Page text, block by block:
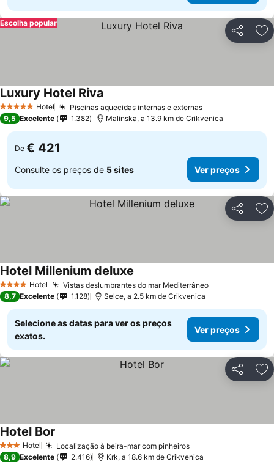
Partilhar
Escolha popular
5 Estrelas Hotel Piscinas aquecidas internas e externas
Luxury Hotel Riva
9,5 Excelente 1.382 Malinska, a 13.9 km de Crikvenica
De € 421
Consulte os preços de 5 sites Ver preços
Partilhar
4 EstrelasHotel Vistas deslumbrantes do mar Mediterrâneo
Hotel Millenium deluxe
8,7 Excelente 1.128 Selce, a 2.5 km de Crikvenica
Selecione as datas para ver os preços
exatos.
Ver preços
Partilhar
3 EstrelasHotel Localização à beira-mar com pinheiros
Hotel Bor
8,9 Excelente 2.416 Krk, a 18.6 km de Crikvenica